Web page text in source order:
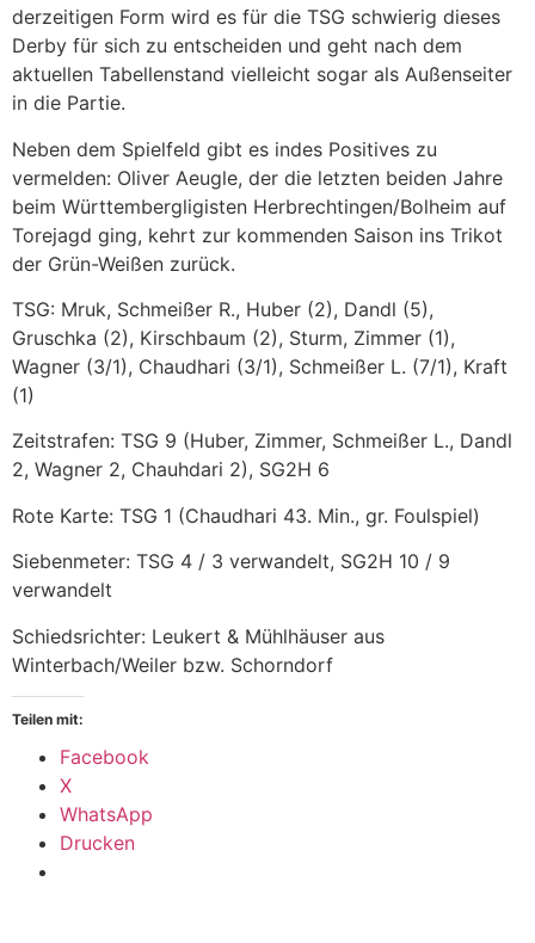
derzeitigen Form wird es für die TSG schwierig dieses
Derby für sich zu entscheiden und geht nach dem
aktuellen Tabellenstand vielleicht sogar als Außenseiter
in die Partie.
Neben dem Spielfeld gibt es indes Positives zu
vermelden: Oliver Aeugle, der die letzten beiden Jahre
beim Württembergligisten Herbrechtingen/Bolheim auf
Torejagd ging, kehrt zur kommenden Saison ins Trikot
der Grün-Weißen zurück.
TSG: Mruk, Schmeißer R., Huber (2), Dandl (5),
Gruschka (2), Kirschbaum (2), Sturm, Zimmer (1),
Wagner (3/1), Chaudhari (3/1), Schmeißer L. (7/1), Kraft
(1)
Zeitstrafen: TSG 9 (Huber, Zimmer, Schmeißer L., Dandl
2, Wagner 2, Chauhdari 2), SG2H 6
Rote Karte: TSG 1 (Chaudhari 43. Min., gr. Foulspiel)
Siebenmeter: TSG 4 / 3 verwandelt, SG2H 10 / 9
verwandelt
Schiedsrichter: Leukert & Mühlhäuser aus
Winterbach/Weiler bzw. Schorndorf
Teilen mit:
Facebook
X
WhatsApp
Drucken